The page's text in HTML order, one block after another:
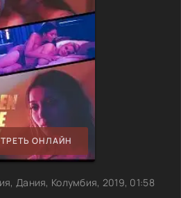
ОНЛАЙН
Дания, Колумбия, 2019, 01:58